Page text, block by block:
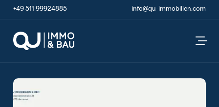
+49 511 99924885 info@qu-immobilien.com